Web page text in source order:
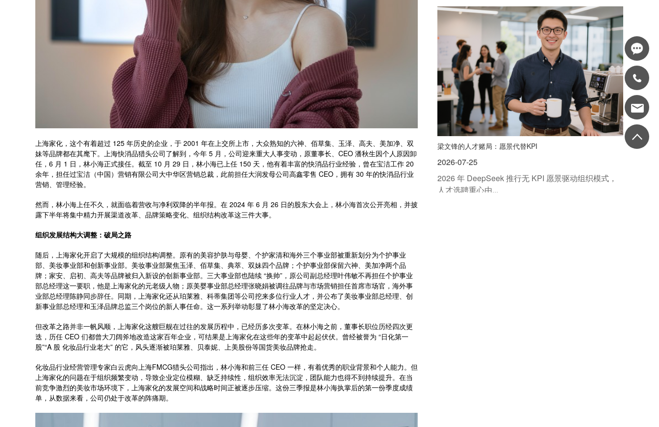
上海家化，这个有着超过 125 年历史的企业，于 2001 年在上交所上市，大众熟知的六神、佰草集、玉泽、高夫、美加净、双
妹等品牌都在其麾下。上海快消品猎头公司了解到，今年 5 月，公司迎来重大人事变动，原董事长、CEO 潘秋生因个人原因卸
任，6 月 1 日，林小海正式接任。截至 10 月 29 日，林小海已上任 150 天，他有着丰富的快消品行业经验，曾在宝洁工作 20
余年，担任过宝洁（中国）营销有限公司大中华区营销总裁，此前担任大润发母公司高鑫零售 CEO，拥有 30 年的快消品行业
营销、管理经验。
然而，林小海上任不久，就面临着营收与净利双降的半年报。在 2024 年 6 月 26 日的股东大会上，林小海首次公开亮相，并披
露下半年将集中精力开展渠道改革、品牌策略变化、组织结构改革这三件大事。
组织发展结构大调整：破局之路
随后，上海家化开启了大规模的组织结构调整。原有的美容护肤与母婴、个护家清和海外三个事业部被重新划分为个护事业
部、美妆事业部和创新事业部。美妆事业部聚焦玉泽、佰草集、典萃、双妹四个品牌；个护事业部保留六神、美加净两个品
牌；家安、启初、高夫等品牌被归入新设的创新事业部。三大事业部也陆续 “换帅”，原公司副总经理叶伟敏不再担任个护事业
部总经理这一要职，他是上海家化的元老级人物；原美婴事业部总经理张晓娟被调往品牌与市场营销担任首席市场官，海外事
业部总经理陈静同步辞任。同期，上海家化还从珀莱雅、科蒂集团等公司挖来多位行业人才，并公布了美妆事业部总经理、创
新事业部总经理和玉泽品牌总监三个岗位的新人事任命。这一系列举动彰显了林小海改革的坚定决心。
但改革之路并非一帆风顺，上海家化这艘巨舰在过往的发展历程中，已经历多次变革。在林小海之前，董事长职位历经四次更
迭，历任 CEO 们都曾大刀阔斧地改造这家百年企业，可结果是上海家化在这些年的变革中起起伏伏。曾经被誉为 “日化第一
股”“A 股 化妆品行业老大” 的它，风头逐渐被珀莱雅、贝泰妮、上美股份等国货美妆品牌抢走。
化妆品行业经营管理专家白云虎向上海FMCG猎头公司指出，林小海和前三任 CEO 一样，有着优秀的职业背景和个人能力。但
上海家化的问题在于组织频繁变动，导致企业定位模糊、缺乏持续性，组织效率无法沉淀，团队能力也得不到持续提升。在当
前竞争激烈的美妆市场环境下，上海家化的发展空间和战略时间正被逐步压缩。这份三季报是林小海执掌后的第一份季度成绩
单，从数据来看，公司仍处于改革的阵痛期。
梁文锋的人才赌局：愿景代替KPI
2026-07-25
2026 年 DeepSeek 推行无 KPI 愿景驱动组织模式，
人才选聘重心由...